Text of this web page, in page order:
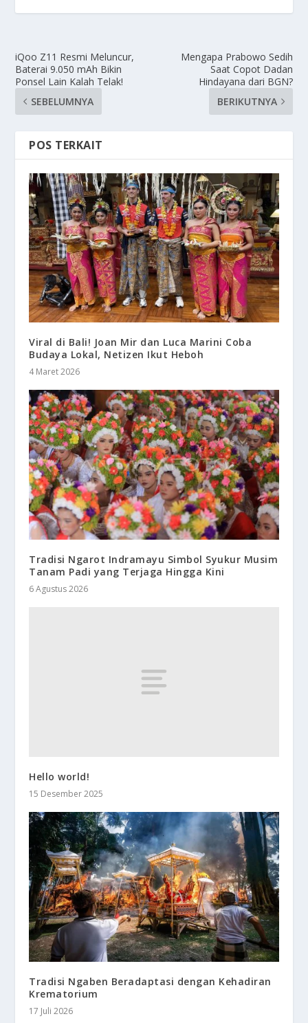
iQoo Z11 Resmi Meluncur,
Baterai 9.050 mAh Bikin
Ponsel Lain Kalah Telak!
SEBELUMNYA
Mengapa Prabowo Sedih
Saat Copot Dadan
Hindayana dari BGN?
BERIKUTNYA
POS TERKAIT
Viral di Bali! Joan Mir dan Luca Marini Coba
Budaya Lokal, Netizen Ikut Heboh
4 Maret 2026
Tradisi Ngarot Indramayu Simbol Syukur Musim
Tanam Padi yang Terjaga Hingga Kini
6 Agustus 2026
Hello world!
15 Desember 2025
Tradisi Ngaben Beradaptasi dengan Kehadiran
Krematorium
17 Juli 2026